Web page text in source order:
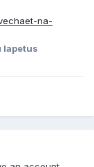
na-
Iapetus